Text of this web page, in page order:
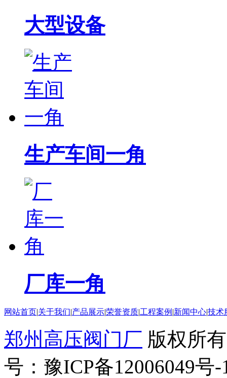
大型设备
生产车间一角
厂库一角
网站首页|关于我们|产品展示|荣誉资质|工程案例 |新闻中心|技术
郑州高压阀门厂 版权所
号：豫ICP备12006049号-